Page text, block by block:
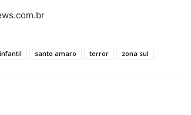
infantil santo amaro terror zona sul